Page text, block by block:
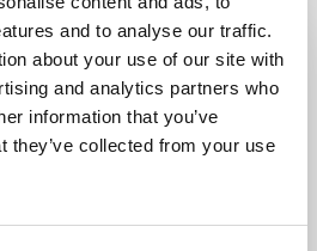
and to analyse our traffic.
about your use of our site with
and analytics partners who
information that you’ve
they’ve collected from your use
& cyber Monday 2025!
uutuus tuotteet ovat nyt